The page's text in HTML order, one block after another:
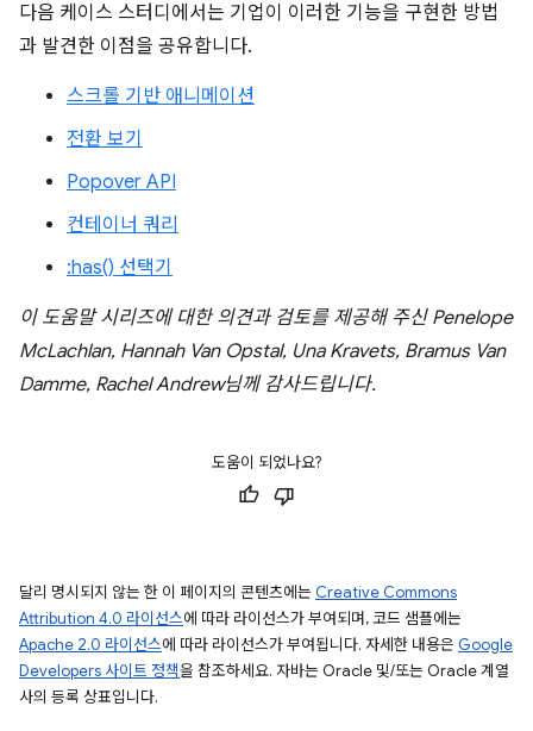
다음 케이스 스터디에서는 기업이 이러한 기능을 구현한 방법
과 발견한 이점을 공유합니다.
스크롤 기반 애니메이션
전환 보기
Popover API
컨테이너 쿼리
:has() 선택기
이 도움말 시리즈에 대한 의견과 검토를 제공해 주신 Penelope
McLachlan, Hannah Van Opstal, Una Kravets, Bramus Van
Damme, Rachel Andrew님께 감사드립니다.
도움이 되었나요?
달리 명시되지 않는 한 이 페이지의 콘텐츠에는 Creative Commons
Attribution 4.0 라이선스에 따라 라이선스가 부여되며, 코드 샘플에는
Apache 2.0 라이선스에 따라 라이선스가 부여됩니다. 자세한 내용은 Google
Developers 사이트 정책을 참조하세요. 자바는 Oracle 및/또는 Oracle 계열
사의 등록 상표입니다.